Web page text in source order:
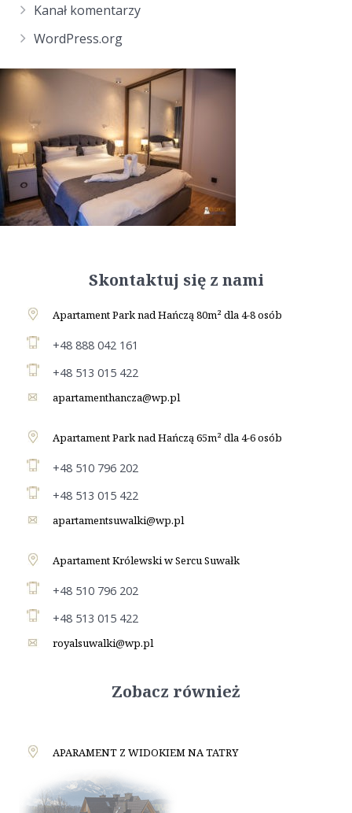
Kanał komentarzy
WordPress.org
Skontaktuj się z nami
Apartament Park nad Hańczą 80m² dla 4-8 osób
+48 888 042 161
+48 513 015 422
apartamenthancza@wp.pl
Apartament Park nad Hańczą 65m² dla 4-6 osób
+48 510 796 202
+48 513 015 422
apartamentsuwalki@wp.pl
Apartament Królewski w Sercu Suwałk
+48 510 796 202
+48 513 015 422
royalsuwalki@wp.pl
Zobacz również
APARAMENT Z WIDOKIEM NA TATRY